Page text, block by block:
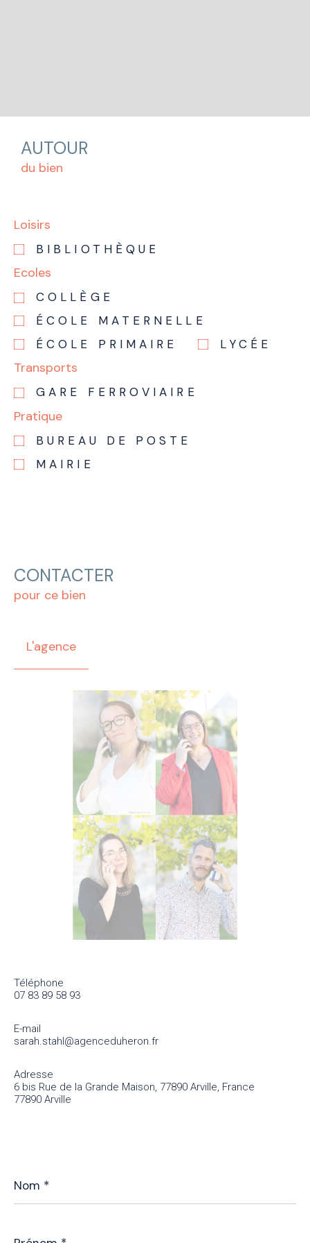
AUTOUR
du bien
Loisirs
BIBLIOTHÈQUE
Ecoles
COLLÈGE
ÉCOLE MATERNELLE
ÉCOLE PRIMAIRE
LYCÉE
Transports
GARE FERROVIAIRE
Pratique
BUREAU DE POSTE
MAIRIE
CONTACTER
pour ce bien
L'agence
Téléphone
07 83 89 58 93
E-mail
sarah.stahl@agenceduheron.fr
Adresse
6 bis Rue de la Grande Maison, 77890 Arville, France
77890 Arville
*
*